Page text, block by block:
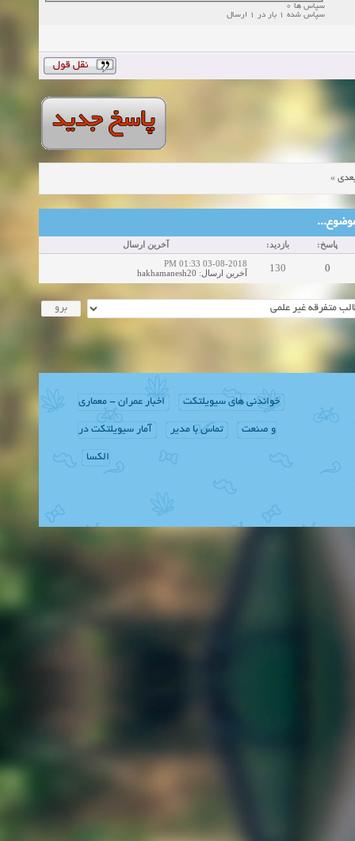
سپاس ها 0
سپاس شده 1 بار در 1 ارسال
»
پاسخ: بازدید: آخرین ارسال
0
130
03-08-2018 01:33 PM
آخرین ارسال:
hakhamanesh20
خواندنی های سیویلتکت اخبار عمران - معماری
و صنعت تماس با مدیر آمار سیویلتکت در
الکسا